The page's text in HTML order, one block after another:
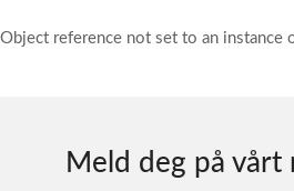
Object reference not set to an instance
Meld deg på vårt